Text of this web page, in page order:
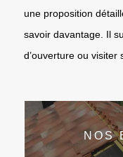
une proposition
savoir davantage. Il
d’ouverture ou visiter
NOS